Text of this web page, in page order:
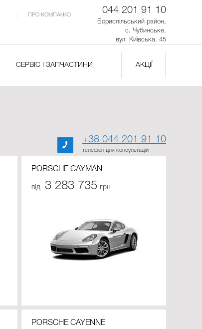
044 201 91 10
Бориспільський район,
с. Чубинське,
вул. Київська, 45
ПРО КОМПАНІЮ
СЕРВІС І ЗАПЧАСТИНИ АКЦІЇ
+38 044 201 91 10
телефон для консультацій
PORSCHE CAYMAN
від 3 283 735 грн
PORSCHE CAYENNE